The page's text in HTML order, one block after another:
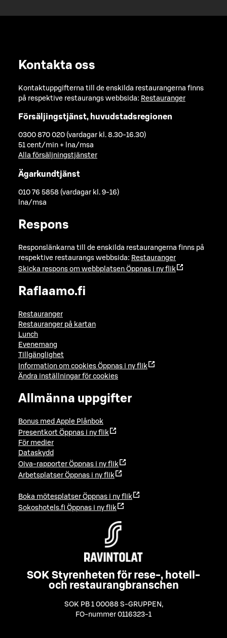
Kontakta oss
Kontaktuppgifterna till de enskilda restaurangerna finns
på respektive restaurangs webbsida: Restauranger
Försäljingstjänst, huvudstadsregionen
0300 870 020 (vardagar kl. 8.30-16.30)
51 cent/min + lna/msa
Alla försäljningstjänster
Ägarkundtjänst
010 76 5858 (vardagar kl. 9-16)
lna/msa
Respons
Responslänkarna till de enskilda restaurangerna finns på
respektive restaurangs webbsida: Restauranger
Skicka respons om webbplatsen Öppnas i ny flik
Raflaamo.fi
Restauranger
Restauranger på kartan
Lunch
Evenemang
Tillgänglighet
Information om cookies Öppnas i ny flik
Ändra inställningar för cookies
Allmänna uppgifter
Bonus med Apple Plånbok
Presentkort Öppnas i ny flik
För medier
Dataskydd
Oiva-rapporter Öppnas i ny flik
Arbetsplatser Öppnas i ny flik
Boka mötesplatser Öppnas i ny flik
Sokoshotels.fi Öppnas i ny flik
SOK Styrenheten för rese-, hotell-
och restaurangbranschen
SOK PB 1 00088 S-GRUPPEN ,
FO-nummer 0116323-1